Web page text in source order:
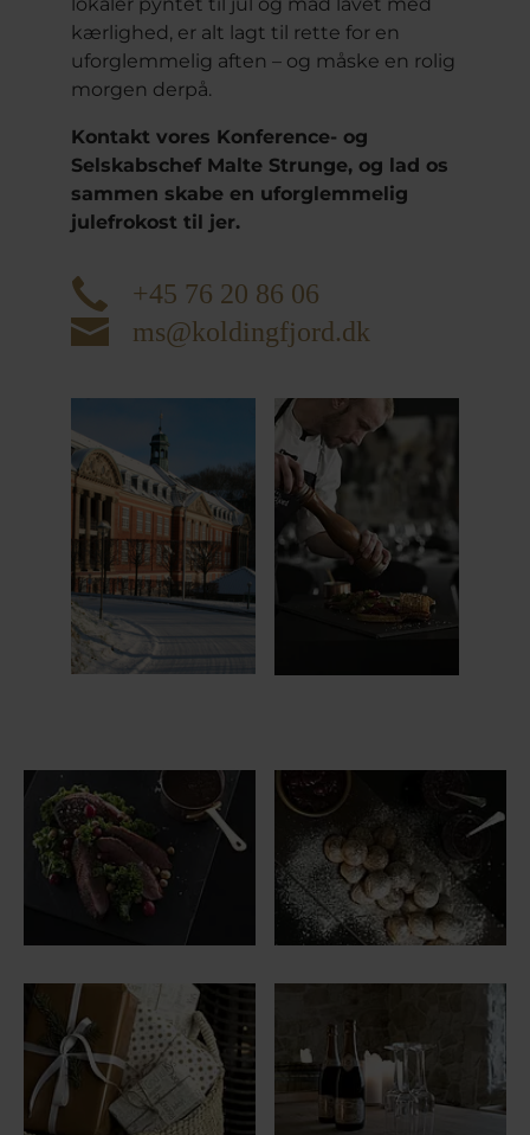
kærlighed, er alt lagt til rette for en
uforglemmelig aften – og måske en rolig
morgen derpå.
Kontakt vores Konference- og
Selskabschef Malte Strunge, og lad os
sammen skabe en uforglemmelig
julefrokost til jer.
+45 76 20 86 06
ms@koldingfjord.dk